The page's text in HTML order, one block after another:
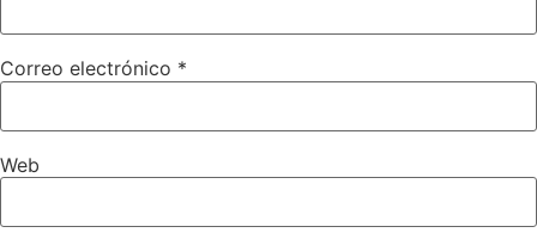
Correo electrónico *
Web